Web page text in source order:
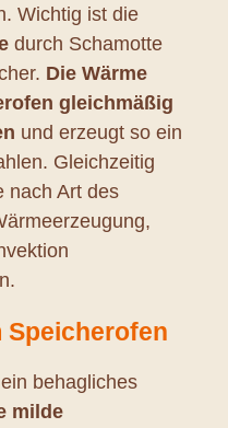
Wichtig ist die
durch Schamotte
Die Wärme
gleichmäßig
und erzeugt so ein
Gleichzeitig
nach Art des
Speicherofen
behagliches
milde